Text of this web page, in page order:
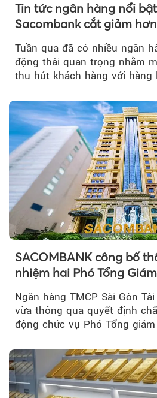
Tin tức ngân hàng nổi
Sacombank cắt giảm
Tuần qua đã có nhiều ngân
động thái quan trọng nhằm
thu hút khách hàng với hàng
SACOMBANK công bố
nhiệm hai Phó Tổng
Ngân hàng TMCP Sài Gòn
vừa thông qua quyết định
động chức vụ Phó Tổng